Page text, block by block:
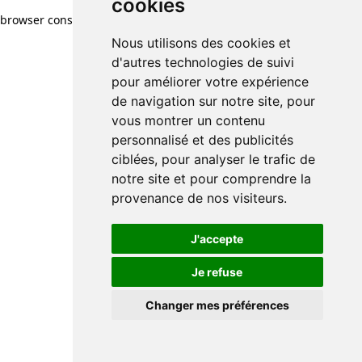
cookies
Nous utilisons des cookies et
d'autres technologies de suivi
pour améliorer votre expérience
de navigation sur notre site, pour
vous montrer un contenu
personnalisé et des publicités
ciblées, pour analyser le trafic de
notre site et pour comprendre la
provenance de nos visiteurs.
J'accepte
Je refuse
Changer mes préférences
browser console for more information)